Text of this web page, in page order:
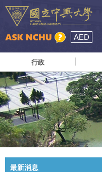
AED
行政
最新消息